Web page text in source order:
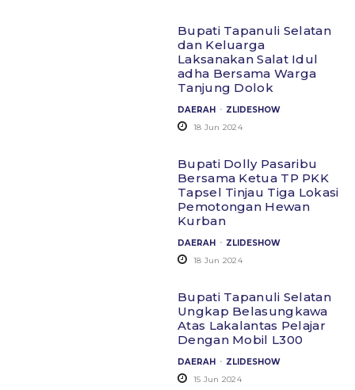
Bupati Tapanuli Selatan
dan Keluarga
Laksanakan Salat Idul
adha Bersama Warga
Tanjung Dolok
DAERAH . ZLIDESHOW
18 Jun 2024
Bupati Dolly Pasaribu
Bersama Ketua TP PKK
Tapsel Tinjau Tiga Lokasi
Pemotongan Hewan
Kurban
DAERAH . ZLIDESHOW
18 Jun 2024
Bupati Tapanuli Selatan
Ungkap Belasungkawa
Atas Lakalantas Pelajar
Dengan Mobil L300
DAERAH . ZLIDESHOW
15 Jun 2024